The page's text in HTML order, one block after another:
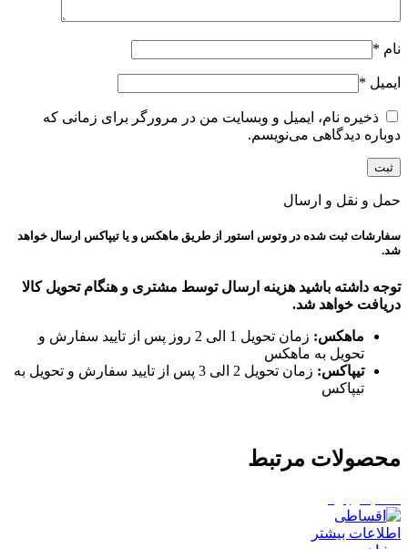
نام *
ایمیل *
ذخیره نام، ایمیل و وبسایت من در مرورگر برای زمانی که
دوباره دیدگاهی می‌نویسم.
حمل و نقل و ارسال
سفارشات ثبت شده در وتوس استور از طریق ماهکس و یا تیپاکس ارسال خواهد
شد.
توجه داشته باشید هزینه ارسال توسط مشتری و هنگام تحویل کالا
دریافت خواهد شد.
ماهکس:
زمان تحویل 1 الی 2 روز پس از تایید سفارش و
تحویل به ماهکس
تیپاکس:
زمان تحویل 2 الی 3 پس از تایید سفارش و تحویل به
تیپاکس
محصولات مرتبط
اطلاعات بیشتر